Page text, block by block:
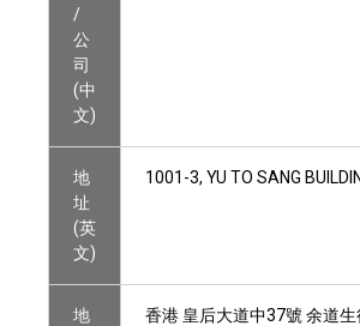
/
公
司
(中
文)
地
址
(英
文)
1001-3, YU TO SANG
地
香港 皇后大道中37號 余道